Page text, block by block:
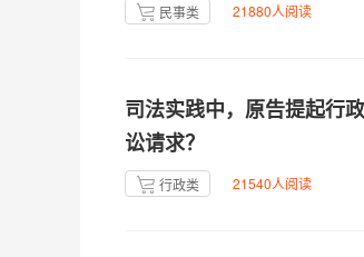
民事类 21880人阅读
司法实践中，原告提起行
讼请求？
行政类 21540人阅读